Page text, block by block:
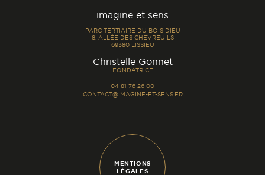
imagine et sens
PARC TERTIAIRE DU BOIS DIEU
8, ALLÉE DES CHEVREUILS
69380 LISSIEU
Christelle Gonnet-
FONDATRICE
04 81 76 26 00
CONTACT@IMAGINE-ET-SENS.FR
MENTIONS
LÉGALES